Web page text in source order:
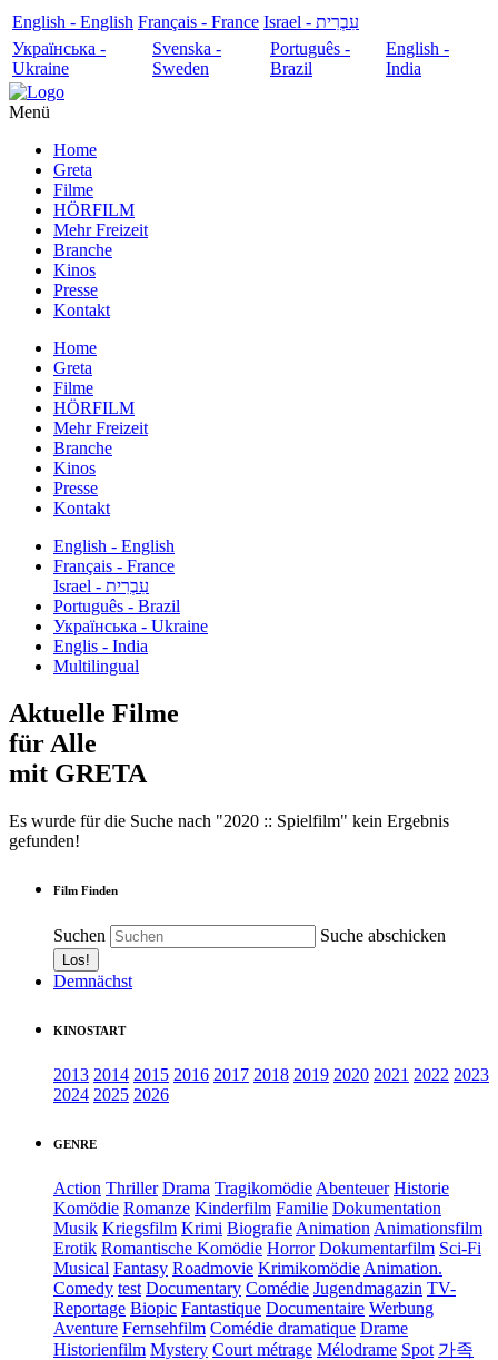
English - English Français - France
עִבְרִית - Israel
Українська -
Ukraine
Svenska -
Sweden
Português -
Brazil
English -
India
Menü
Home
Greta
Filme
HÖRFILM
Mehr Freizeit
Branche
Kinos
Presse
Kontakt
Home
Greta
Filme
HÖRFILM
Mehr Freizeit
Branche
Kinos
Presse
Kontakt
English - English
Français - France
עִבְרִית - Israel
Português - Brazil
Українська - Ukraine
Englis - India
Multilingual
Aktuelle Filme
für Alle
mit GRETA
Es wurde für die Suche nach "2020 :: Spielfilm" kein Ergebnis
gefunden!
Film Finden
Suchen Suche abschicken
Demnächst
KINOSTART
2013 2014 2015 2016 2017 2018 2019 2020 2021 2022 2023
2024 2025 2026
GENRE
Action Thriller Drama Tragikomödie Abenteuer Historie
Komödie Romanze Kinderfilm Familie Dokumentation
Musik Kriegsfilm Krimi Biografie Animation Animationsfilm
Erotik Romantische Komödie Horror Dokumentarfilm Sci-Fi
Musical Fantasy Roadmovie Krimikomödie Animation.
Comedy test Documentary Comédie Jugendmagazin TV-
Reportage Biopic Fantastique Documentaire Werbung
Aventure Fernsehfilm Comédie dramatique Drame
Historienfilm Mystery Court métrage Mélodrame Spot 가족